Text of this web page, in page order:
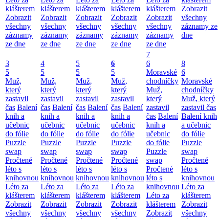
klášterem
Zobrazit
všechny
záznamy
ze dne
klášterem
Zobrazit
všechny
záznamy
ze dne
klášterem
Zobrazit
všechny
záznamy
ze dne
klášterem
Zobrazit
všechny
záznamy
ze dne
klášterem
Zobrazit
všechny
záznamy
ze dne
Zobrazit
všechny
záznamy ze
dne
3
5
Muž,
který
zastavil
čas Balení
knih a
učebnic
do fólie
Puzzle
swap
Pročtené
léto s
knihovnou
Léto za
klášterem
Zobrazit
všechny
4
5
Muž,
který
zastavil
čas Balení
knih a
učebnic
do fólie
Puzzle
swap
Pročtené
léto s
knihovnou
Léto za
klášterem
Zobrazit
všechny
5
5
Muž,
který
zastavil
čas Balení
knih a
učebnic
do fólie
Puzzle
swap
Pročtené
léto s
knihovnou
Léto za
klášterem
Zobrazit
všechny
6
5
Muž,
který
zastavil
čas Balení
knih a
učebnic
do fólie
Puzzle
swap
Pročtené
léto s
knihovnou
Léto za
klášterem
Zobrazit
všechny
7
6
Moravské
chodníčky
Muž,
který
zastavil
čas Balení
knih a
učebnic
do fólie
Puzzle
swap
Pročtené
léto s
knihovnou
Léto za
klášterem
Zobrazit
8
6
Moravské
chodníčky
Muž, který
zastavil čas
Balení knih
a učebnic
do fólie
Puzzle
swap
Pročtené
léto s
knihovnou
Léto za
klášterem
Zobrazit
všechny